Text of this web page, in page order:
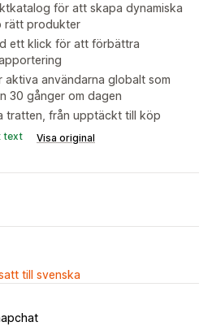
för att skapa dynamiska
rätt produkter
ett klick för att förbättra
aktiva användarna globalt som
30 gånger om dagen
tratten, från upptäckt till köp
text Visa original
till svenska